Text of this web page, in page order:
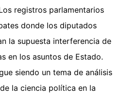
registros parlamentarios
donde los diputados
la supuesta interferencia de
en los asuntos de Estado.
siendo un tema de análisis
la ciencia política en la